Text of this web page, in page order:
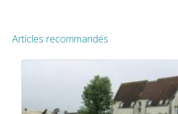
Articles recommandés